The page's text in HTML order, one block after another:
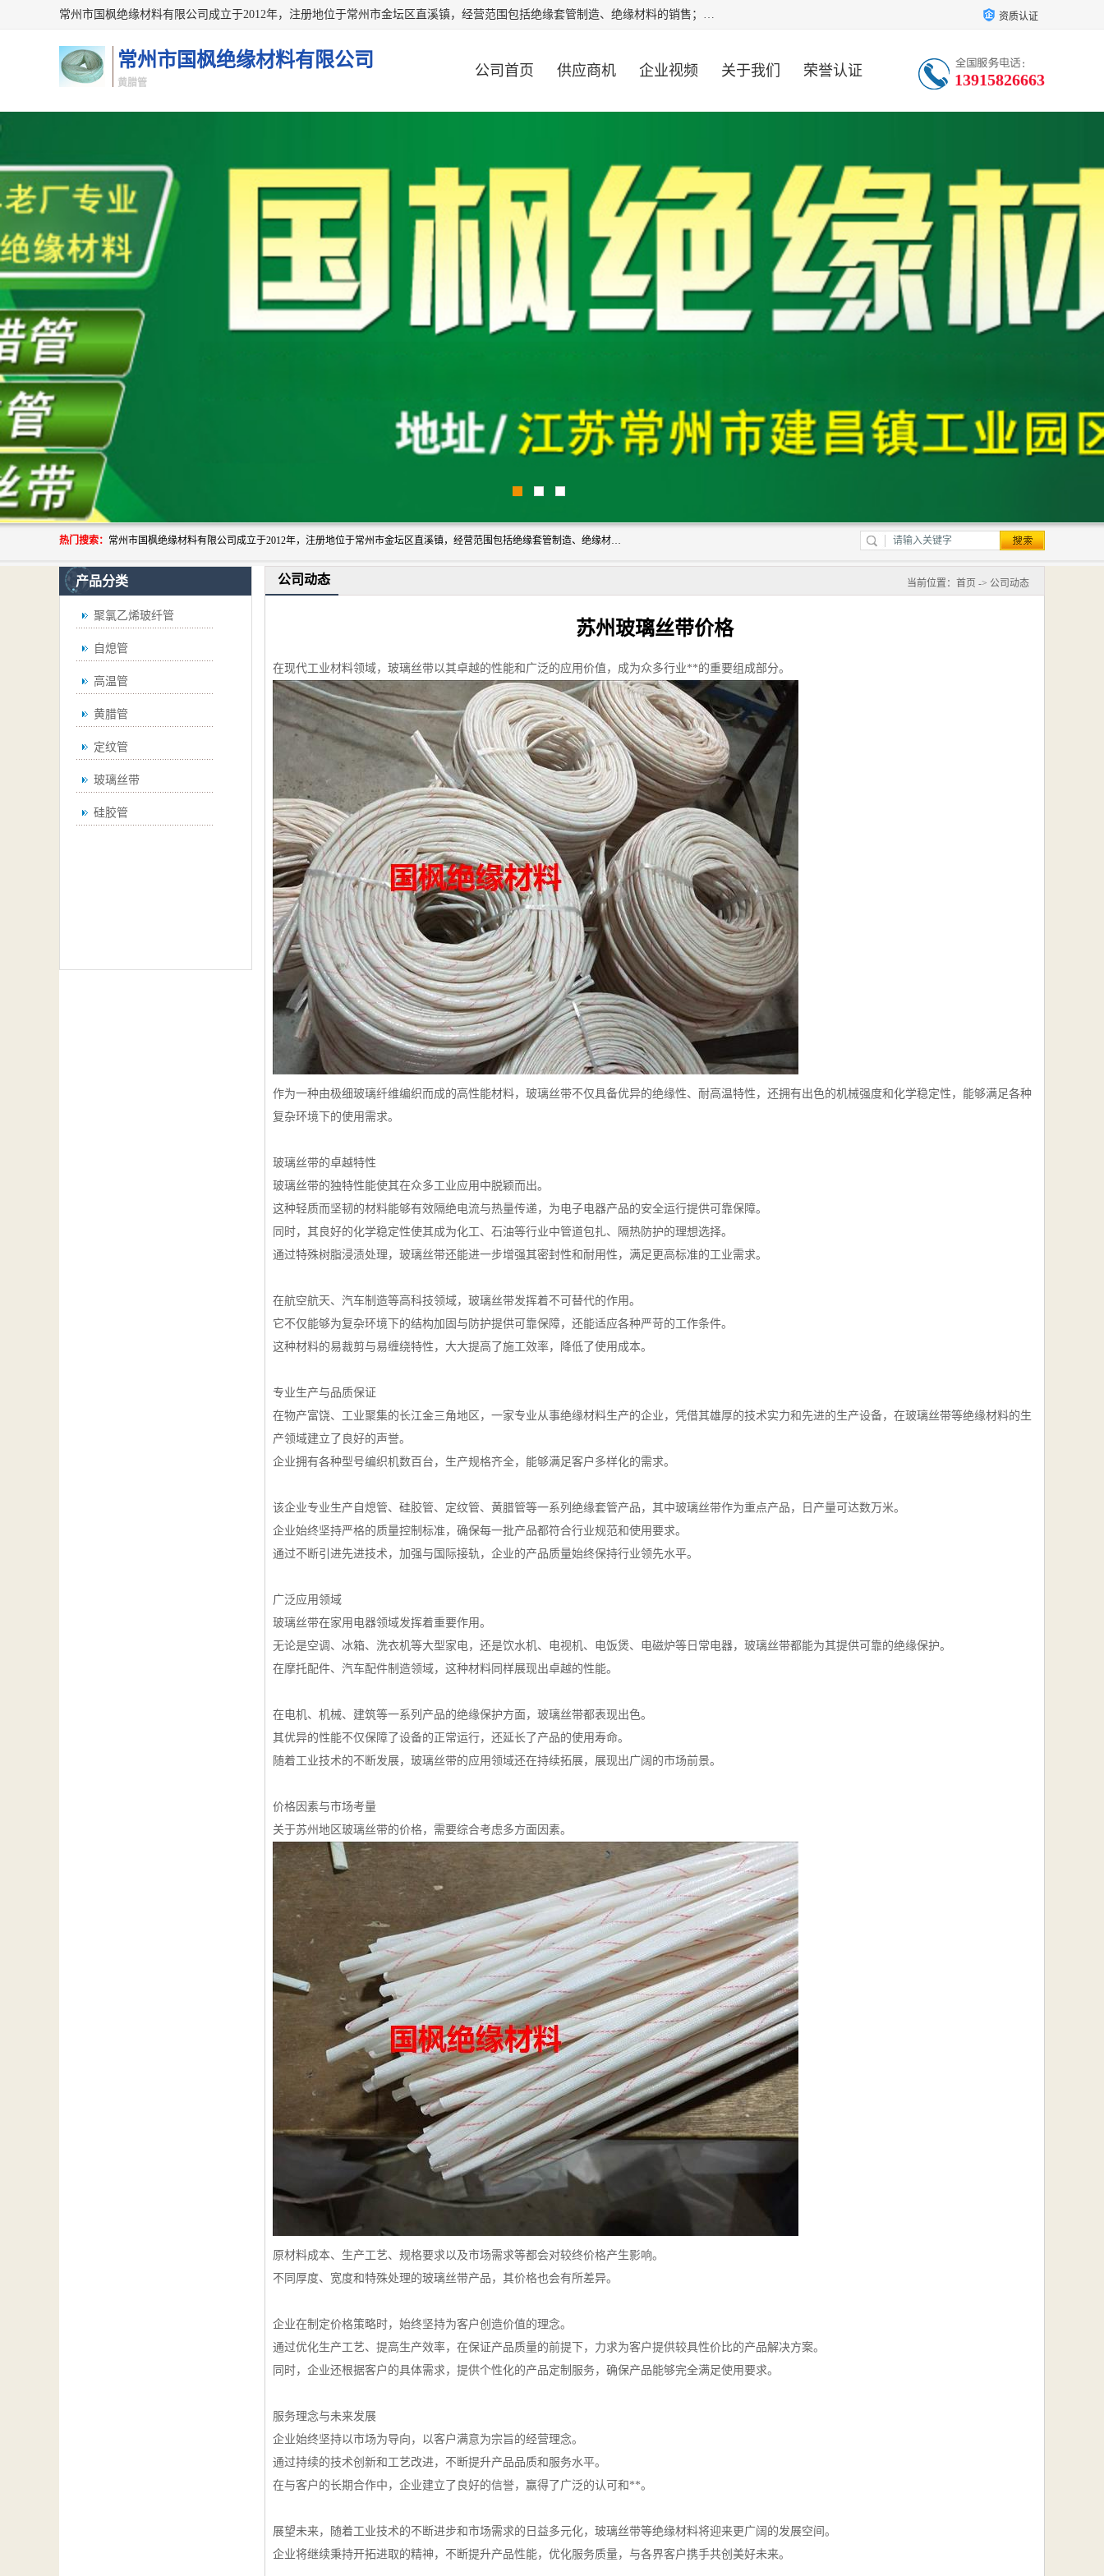
常州市国枫绝缘材料有限公司成立于2012年，注册地位于常州市金坛区直溪镇，经营范围包括绝缘套管制造、绝缘材料的销售；专业生产各种：黄腊管、自熄管、硅胶管、定纹管，厂价直销。 资质认证
常州市国枫绝缘材料有限公司
黄腊管
公司首页 供应商机 企业视频 关于我们 荣誉认证 13915826663
热门搜索： 常州市国枫绝缘材料有限公司成立于2012年，注册地位于常州市金坛区直溪镇，经营范围包括绝缘套管制造、绝缘材料的销售；专业生产各种：黄腊管、自熄管、硅胶管、定纹管，厂价直销。
产品分类
聚氯乙烯玻纤管
自熄管
高温管
黄腊管
定纹管
玻璃丝带
硅胶管
公司动态 当前位置： 首页 -> 公司动态
苏州玻璃丝带价格
在现代工业材料领域，玻璃丝带以其卓越的性能和广泛的应用价值，成为众多行业**的重要组成部分。
作为一种由极细玻璃纤维编织而成的高性能材料，玻璃丝带不仅具备优异的绝缘性、耐高温特性，还拥有出色的机械强度和化学稳定性，能够满足各种
复杂环境下的使用需求。
玻璃丝带的卓越特性
玻璃丝带的独特性能使其在众多工业应用中脱颖而出。
这种轻质而坚韧的材料能够有效隔绝电流与热量传递，为电子电器产品的安全运行提供可靠保障。
同时，其良好的化学稳定性使其成为化工、石油等行业中管道包扎、隔热防护的理想选择。
通过特殊树脂浸渍处理，玻璃丝带还能进一步增强其密封性和耐用性，满足更高标准的工业需求。
在航空航天、汽车制造等高科技领域，玻璃丝带发挥着不可替代的作用。
它不仅能够为复杂环境下的结构加固与防护提供可靠保障，还能适应各种严苛的工作条件。
这种材料的易裁剪与易缠绕特性，大大提高了施工效率，降低了使用成本。
专业生产与品质保证
在物产富饶、工业聚集的长江金三角地区，一家专业从事绝缘材料生产的企业，凭借其雄厚的技术实力和先进的生产设备，在玻璃丝带等绝缘材料的生
产领域建立了良好的声誉。
企业拥有各种型号编织机数百台，生产规格齐全，能够满足客户多样化的需求。
该企业专业生产自熄管、硅胶管、定纹管、黄腊管等一系列绝缘套管产品，其中玻璃丝带作为重点产品，日产量可达数万米。
企业始终坚持严格的质量控制标准，确保每一批产品都符合行业规范和使用要求。
通过不断引进先进技术，加强与国际接轨，企业的产品质量始终保持行业领先水平。
广泛应用领域
玻璃丝带在家用电器领域发挥着重要作用。
无论是空调、冰箱、洗衣机等大型家电，还是饮水机、电视机、电饭煲、电磁炉等日常电器，玻璃丝带都能为其提供可靠的绝缘保护。
在摩托配件、汽车配件制造领域，这种材料同样展现出卓越的性能。
在电机、机械、建筑等一系列产品的绝缘保护方面，玻璃丝带都表现出色。
其优异的性能不仅保障了设备的正常运行，还延长了产品的使用寿命。
随着工业技术的不断发展，玻璃丝带的应用领域还在持续拓展，展现出广阔的市场前景。
价格因素与市场考量
关于苏州地区玻璃丝带的价格，需要综合考虑多方面因素。
原材料成本、生产工艺、规格要求以及市场需求等都会对较终价格产生影响。
不同厚度、宽度和特殊处理的玻璃丝带产品，其价格也会有所差异。
企业在制定价格策略时，始终坚持为客户创造价值的理念。
通过优化生产工艺、提高生产效率，在保证产品质量的前提下，力求为客户提供较具性价比的产品解决方案。
同时，企业还根据客户的具体需求，提供个性化的产品定制服务，确保产品能够完全满足使用要求。
服务理念与未来发展
企业始终坚持以市场为导向，以客户满意为宗旨的经营理念。
通过持续的技术创新和工艺改进，不断提升产品品质和服务水平。
在与客户的长期合作中，企业建立了良好的信誉，赢得了广泛的认可和**。
展望未来，随着工业技术的不断进步和市场需求的日益多元化，玻璃丝带等绝缘材料将迎来更广阔的发展空间。
企业将继续秉持开拓进取的精神，不断提升产品性能，优化服务质量，与各界客户携手共创美好未来。